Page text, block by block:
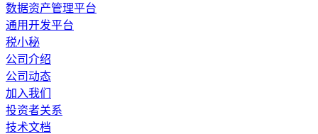
数据资产管理平台
通用开发平台
税小秘
公司介绍
公司动态
加入我们
投资者关系
技术文档